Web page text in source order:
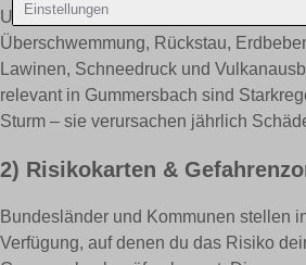
Einstellungen
Unter Elementarrisiken versteht man
Überschwemmung, Rückstau,
Lawinen, Schneedruck und
relevant in Gummersbach sind
Sturm – sie verursachen jährlich
2) Risikokarten &
Bundesländer und Kommunen stellen
Verfügung, auf denen du das Risiko